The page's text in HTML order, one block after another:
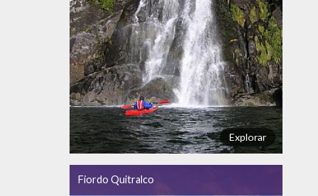
Explorar
Fiordo Quitralco